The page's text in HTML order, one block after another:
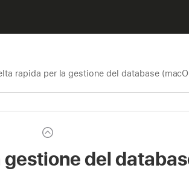
rapida per la gestione del database
del